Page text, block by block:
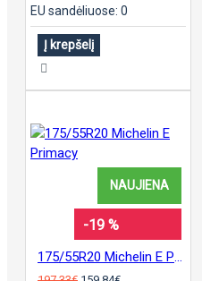
EU sandėliuose: 0
Į krepšelį
NAUJIENA
-19 %